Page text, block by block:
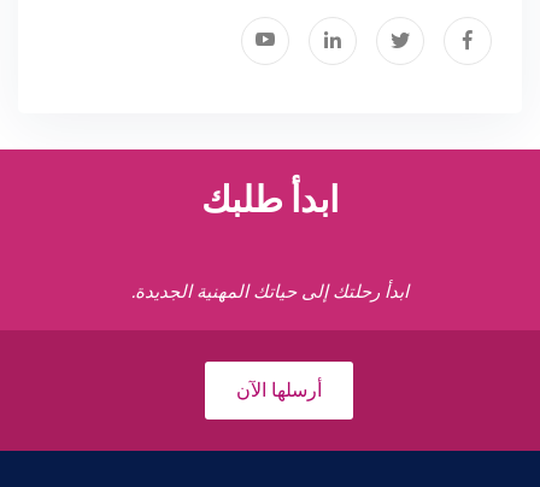
ابدأ طلبك
ابدأ رحلتك إلى حياتك المهنية الجديدة.
أرسلها الآن